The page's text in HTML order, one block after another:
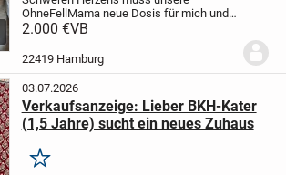
OhneFellMama neue Dosis für mich und
meine Freundin suchen
und 4 Jahre alt und sind eine MaineCoon
und eine BKH ,gerne...
2.000 €VB
22419 Hamburg
03.07.2026
Verkaufsanzeige: Lieber BKH-Kater
(1,5 Jahre) sucht ein neues Zuhaus
Merken